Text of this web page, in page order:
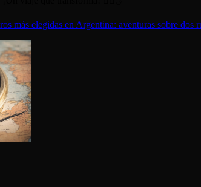
más elegidas en Argentina: aventuras sobre dos